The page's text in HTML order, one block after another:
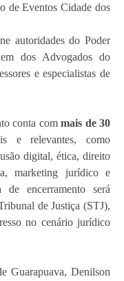
de Eventos Cidade dos
autoridades do Poder
dos Advogados do
e especialistas de
conta commais de 30
e relevantes, como
digital, ética, direito
marketing jurídico e
encerramento será
de Justiça (STJ),
no cenário jurídico
Guarapuava, Denilson